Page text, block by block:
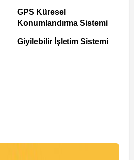
GPS Küresel
Konumlandırma Sistemi
Giyilebilir İşletim Sistemi